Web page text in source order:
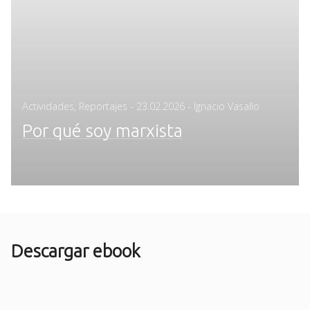
Actividades Reportajes - Posted
23.02.2026 - Ignacio Vasallo
Por qué soy marxista
Descargar ebook